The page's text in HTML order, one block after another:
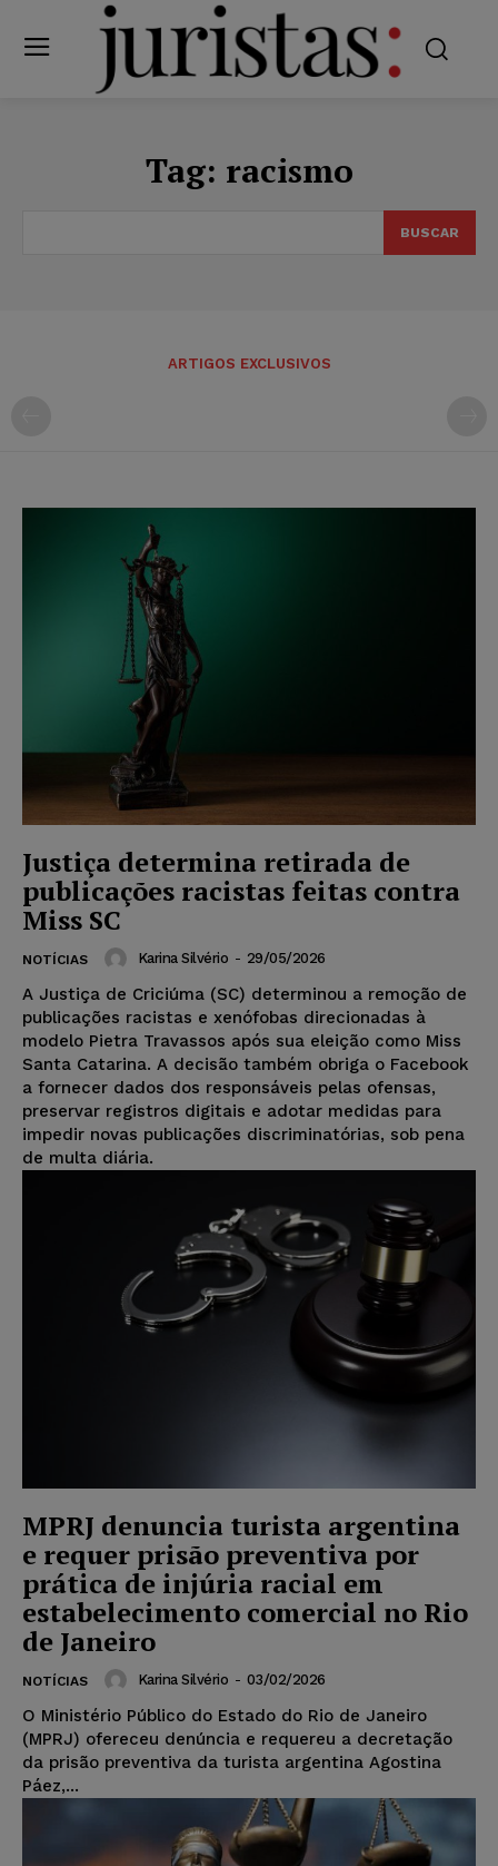
Tag: racismo
BUSCAR
ARTIGOS EXCLUSIVOS
Justiça determina retirada de
publicações racistas feitas contra
Miss SC
NOTÍCIAS Karina Silvério - 29/05/2026
A Justiça de Criciúma (SC) determinou a remoção de
publicações racistas e xenófobas direcionadas à
modelo Pietra Travassos após sua eleição como Miss
Santa Catarina. A decisão também obriga o Facebook
a fornecer dados dos responsáveis pelas ofensas,
preservar registros digitais e adotar medidas para
impedir novas publicações discriminatórias, sob pena
de multa diária.
MPRJ denuncia turista argentina
e requer prisão preventiva por
prática de injúria racial em
estabelecimento comercial no Rio
de Janeiro
NOTÍCIAS Karina Silvério - 03/02/2026
O Ministério Público do Estado do Rio de Janeiro
(MPRJ) ofereceu denúncia e requereu a decretação
da prisão preventiva da turista argentina Agostina
Páez,...